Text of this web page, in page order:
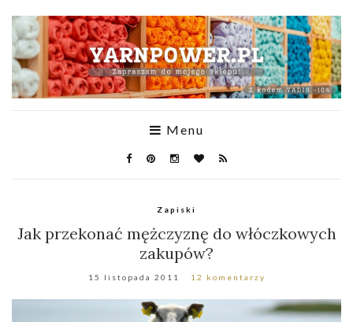
Menu
Zapiski
Jak przekonać mężczyznę do włóczkowych
zakupów?
15 listopada 2011 12 komentarzy